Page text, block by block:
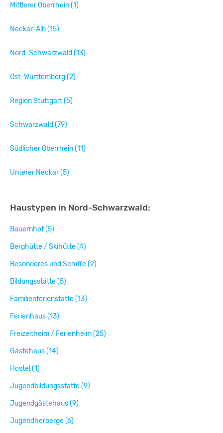
Mittlerer Oberrhein (1)
Neckar-Alb (15)
Nord-Schwarzwald (13)
Ost-Württemberg (2)
Region Stuttgart (5)
Schwarzwald (79)
Südlicher Oberrhein (11)
Unterer Neckar (5)
Haustypen in Nord-Schwarzwald:
Bauernhof (5)
Berghütte / Skihütte (4)
Besonderes und Schiffe (2)
Bildungsstätte (5)
Familienferienstätte (13)
Ferienhaus (13)
Freizeitheim / Ferienheim (25)
Gästehaus (14)
Hostel (1)
Jugendbildungsstätte (9)
Jugendgästehaus (9)
Jugendherberge (6)